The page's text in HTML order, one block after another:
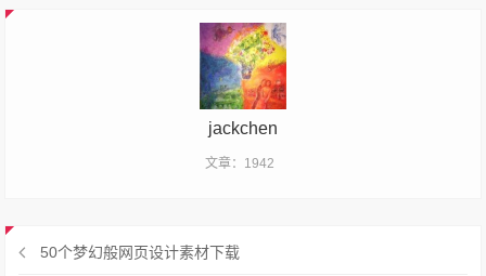
jackchen
文章：1942
50个梦幻般网页设计素材下载